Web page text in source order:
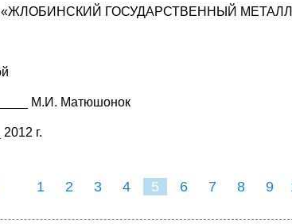
«ЖЛОБИНСКИЙ ГОСУДАРСТВЕННЫЙ
М.И. Матюшонок
г.
1 2 3 4 5 6 7 8 9